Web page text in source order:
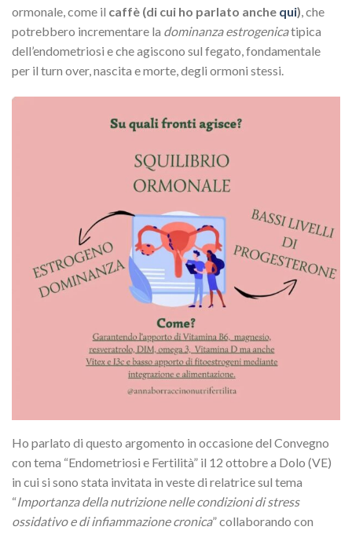
ormonale, come il caffè (di cui ho parlato anche qui) , che
potrebbero incrementare la dominanza estrogenicatipica
dell’endometriosi e che agiscono sul fegato, fondamentale
per il turn over, nascita e morte, degli ormoni stessi.
Ho parlato di questo argomento in occasione del Convegno
con tema “Endometriosi e Fertilità” il 12 ottobre a Dolo (VE)
in cui si sono stata invitata in veste di relatrice sul tema
“Importanza della nutrizione nelle condizioni di stress
ossidativo e di infiammazione cronica” collaborando con